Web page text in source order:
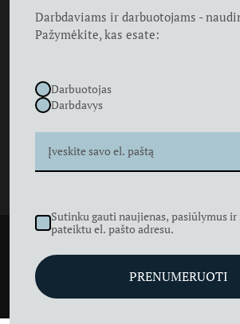
Šeimos teisė – straipsniai šeimos
Pradžia Kontaktai Apie
atumo politika
Darbdaviams ir darbuotojams -
Pažymėkite, kas esate:
Darbuotojas
Darbdavys
Sutinku gauti naujienas, pasiūlymus
pateiktu el. pašto adresu.
PRENUMERUOTI